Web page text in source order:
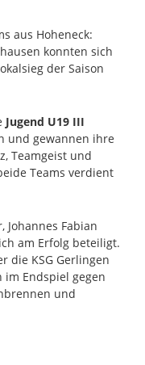
aus Hoheneck:
konnten sich
der Saison
Jugend U19 III
und gewannen ihre
Teamgeist und
Teams verdient
Johannes Fabian
am Erfolg beteiligt.
die KSG Gerlingen
im Endspiel gegen
und